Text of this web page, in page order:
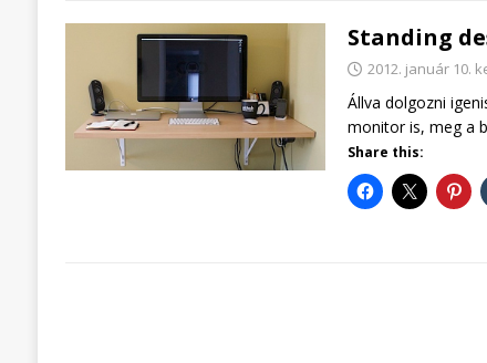
Standing
2012. január 10.
Állva dolgozni
monitor is, meg a
Share this: